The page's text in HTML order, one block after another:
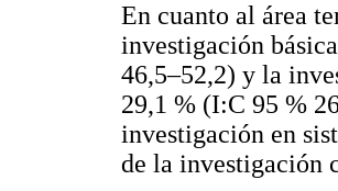
En cuanto al área
investigación
46,5–52,2) y la
29,1 % (I:C 95 %
investigación en
de la investigación